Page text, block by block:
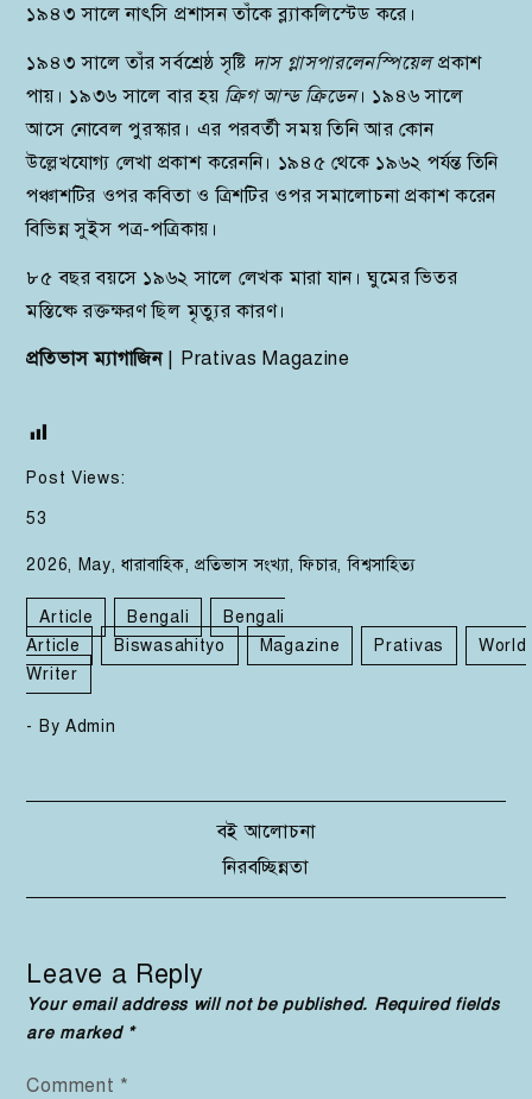
১৯৪৩ সালে নাৎসি প্রশাসন তাঁকে ব্ল্যাকলিস্টেড করে।
১৯৪৩ সালে তাঁর সর্বশ্রেষ্ঠ সৃষ্টি দাস গ্লাসপারলেনস্পিয়েলপ্রকাশ
পায়। ১৯৩৬ সালে বার হয় ক্রিগ আন্ড ক্রিডেন। ১৯৪৬ সালে
আসে নোবেল পুরস্কার। এর পরবর্তী সময় তিনি আর কোন
উল্লেখযোগ্য লেখা প্রকাশ করেননি। ১৯৪৫ থেকে ১৯৬২ পর্যন্ত তিনি
পঞ্চাশটির ওপর কবিতা ও ত্রিশটির ওপর সমালোচনা প্রকাশ করেন
বিভিন্ন সুইস পত্র-পত্রিকায়।
৮৫ বছর বয়সে ১৯৬২ সালে লেখক মারা যান। ঘুমের ভিতর
মস্তিষ্কে রক্তক্ষরণ ছিল মৃত্যুর কারণ।
প্রতিভাস ম্যাগাজিন| Prativas Magazine
Post Views:
53
2026, May,ধারাবাহিক,প্রতিভাস সংখ্যা,ফিচার,বিশ্বসাহিত্য
Article Bengali
Bengali
Article
Biswasahityo Magazine Prativas
World
Writer
- By Admin
navigation
বই আলোচনা
নিরবচ্ছিন্নতা
Leave a Reply
Your email address will not be published. Required fields
are marked *
Comment *